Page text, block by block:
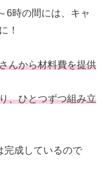
6時の間には、キャ
！
んから材料費を提供
、ひとつずつ組み立
完成しているので